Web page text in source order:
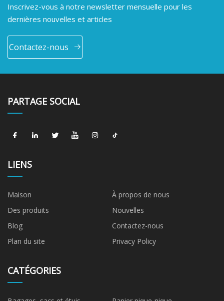
Inscrivez-vous à notre newsletter mensuelle pour les
dernières nouvelles et articles
Contactez-nous
PARTAGE SOCIAL
LIENS
Maison
À propos de nous
Des produits
Nouvelles
Blog
Contactez-nous
Plan du site
Privacy Policy
CATÉGORIES